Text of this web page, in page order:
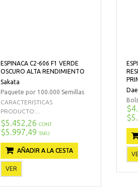
ESPINACA C2-606 F1 VERDE
OSCURO ALTA RENDIMIENTO
Sakata
Paquete por 100.000 Semillas
CARACTERISTICAS
PRODUCTO:...
$5.452,26 CONT
$5.997,49 TARJ
AÑADIR A LA CESTA
VER